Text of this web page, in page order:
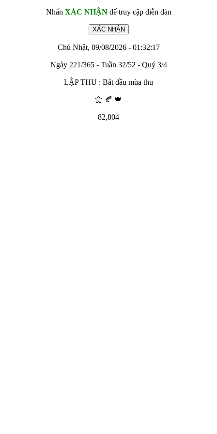
Nhấn XÁC NHẬNđể truy cập diễn đàn
Chủ Nhật, 09/08/2026 - 01:32:17
Ngày 221/365 - Tuần 32/52 - Quý 3/4
LẬP THU : Bắt đầu mùa thu
🌼 🍂 🍁
82,804